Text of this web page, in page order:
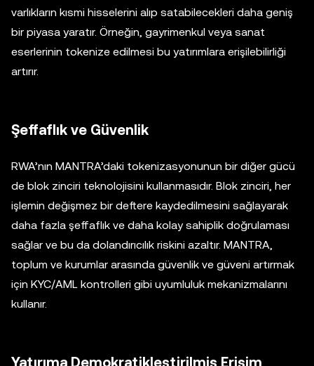
varlıkların kısmi hisselerini alıp satabilecekleri daha geniş
bir piyasa yaratır. Örneğin, gayrimenkul veya sanat
eserlerinin tokenize edilmesi bu yatırımlara erişilebilirliği
artırır.
Şeffaflık ve Güvenlik
RWA’nın MANTRA’daki tokenizasyonunun bir diğer gücü
de blok zinciri teknolojisini kullanmasıdır. Blok zinciri, her
işlemin değişmez bir deftere kaydedilmesini sağlayarak
daha fazla şeffaflık ve daha kolay sahiplik doğrulaması
sağlar ve bu da dolandırıcılık riskini azaltır. MANTRA,
toplum ve kurumlar arasında güvenlik ve güveni artırmak
için KYC/AML kontrolleri gibi uyumluluk mekanizmalarını
kullanır.
Yatırıma Demokratikleştirilmiş Erişim